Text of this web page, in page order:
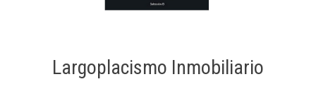
Largoplacismo Inmobiliario